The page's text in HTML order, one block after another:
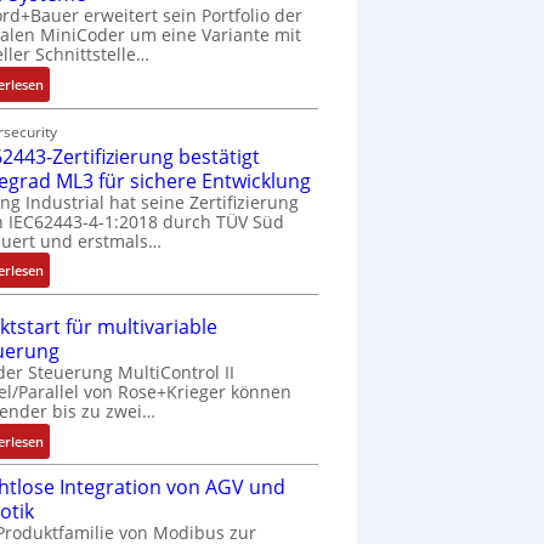
erweitert sein Portfolio der
MiniCoder um eine Variante mit
Schnittstelle…
:
E
i
n
f
a
c
h
e
S
n
s
o
r
-
I
t
Zertifizierung bestätigt
ML3 für sichere Entwicklung
Industrial hat seine Zertifizierung
IEC62443-4-1:2018 durch TÜV Süd
und erstmals…
:
I
C
6
2
4
4
3
Z
e
für multivariable
Steuerung MultiControl II
Parallel von Rose+Krieger können
bis zu zwei…
:
M
a
k
Integration von AGV und
von Modibus zur